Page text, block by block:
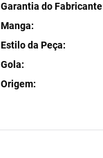
Garantia do Fabricante
Manga
Estilo da Peça
Gola
Origem